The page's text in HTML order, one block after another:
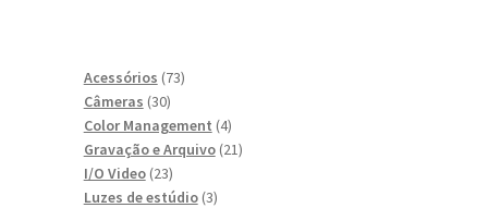
Acessórios 7373
Câmeras 3030
produtos
Color Management 44
produtos
Gravação e Arquivo 2121
I/O Video 2323
produtos
Luzes de estúdio 33